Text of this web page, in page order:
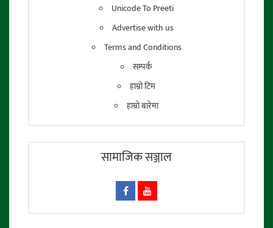
Unicode To Preeti
Advertise with us
Terms and Conditions
सम्पर्क
हाम्रो टिम
हाम्रो बारेमा
सामाजिक सञ्जाल